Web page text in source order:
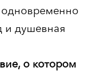
и душевная
о котором